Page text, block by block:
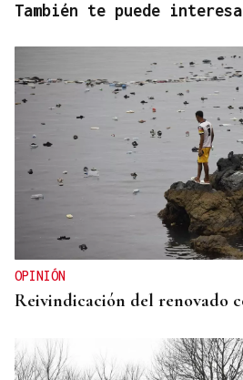
También te puede
OPINIÓN
Reivindicación del renovado